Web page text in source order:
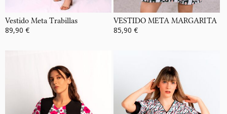
Vestido Meta Trabillas
89,90 €
VESTIDO META MARGARITA
85,90 €